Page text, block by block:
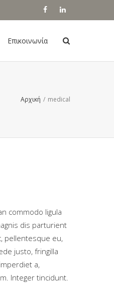
Επικοινωνία
Αρχική / medical
commodo ligula
dis parturient
pellentesque eu,
justo, fringilla
a,
Integer tincidunt.